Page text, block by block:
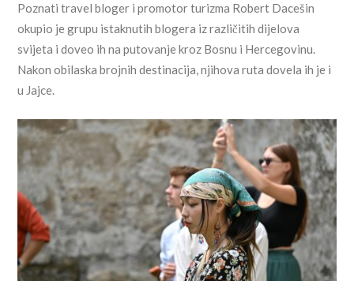
Poznati travel bloger i promotor turizma Robert Dacešin
okupio je grupu istaknutih blogera iz različitih dijelova
svijeta i doveo ih na putovanje kroz Bosnu i Hercegovinu.
Nakon obilaska brojnih destinacija, njihova ruta dovela ih je i
u Jajce.